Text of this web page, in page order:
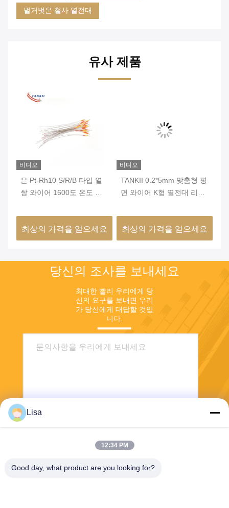
벌거벗은 철사 열전대
유사 제품
비디오
은 Pt-Rh10 S/R/B 타입 열
쌍 와이어 1600도 온도 측
최상의 가격을 얻으세요
비디오
TANKII 0.2*5mm 맞춤형 평
면 와이어 K형 열전대 리본
최상의 가격을 얻으세요
당신의 조사를 보내세요
최대한 빨리 우리에게 당
신의 요구를 보내면 우리
가 당신에게 대답할 것입
니다.
Lisa
12:34 PM
Good day, what product are you looking for?